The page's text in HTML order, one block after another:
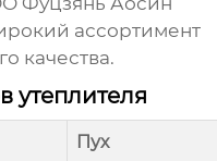
ассортимент
качества.
утеплителя
Пух